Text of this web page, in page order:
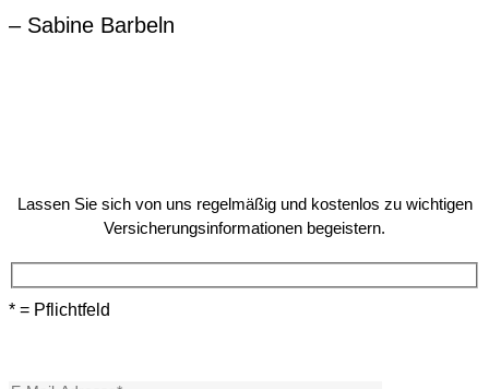
– Sabine Barbeln
Lassen Sie sich von uns regelmäßig und kostenlos zu wichtigen
Versicherungsinformationen begeistern.
* = Pflichtfeld